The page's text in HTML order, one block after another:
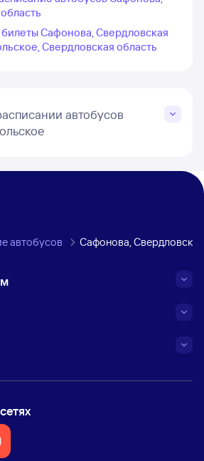
Сафонова, Свердловская
Свердловская область
автобусов
автобусов Сафонова,